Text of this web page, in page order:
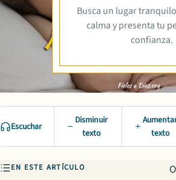
Busca un lugar
calma y presenta tu
confianza.
Escuchar
Disminuir
texto
texto
EN ESTE ARTÍCULO